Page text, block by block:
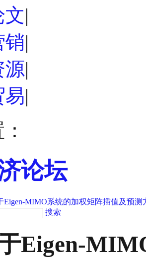
文|
销|
源|
易|
论坛
Eigen-MIMO系统的加权矩阵插值及预
搜索
Eigen-